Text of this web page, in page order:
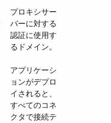
プロキシサー
バーに対する
認証に使用す
るドメイン。
アプリケーシ
ョンがデプロ
イされると、
すべてのコネ
クタで接続テ